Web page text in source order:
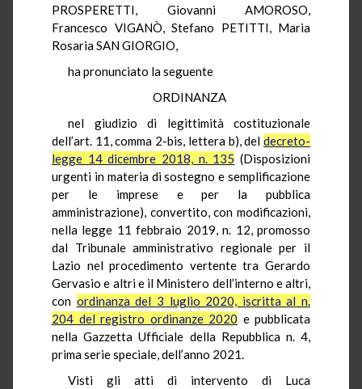
PROSPERETTI, Giovanni AMOROSO,
Francesco VIGANÒ, Stefano PETITTI, Maria
Rosaria SAN GIORGIO,
ha pronunciato la seguente
ORDINANZA
nel giudizio di legittimità costituzionale
dell’art. 11, comma 2-bis, lettera b), del decreto-
legge 14 dicembre 2018, n. 135 (Disposizioni
urgenti in materia di sostegno e semplificazione
per le imprese e per la pubblica
amministrazione), convertito, con modificazioni,
nella legge 11 febbraio 2019, n. 12, promosso
dal Tribunale amministrativo regionale per il
Lazio nel procedimento vertente tra Gerardo
Gervasio e altri e il Ministero dell’interno e altri,
con ordinanza del 3 luglio 2020, iscritta al n.
204 del registro ordinanze 2020 e pubblicata
nella Gazzetta Ufficiale della Repubblica n. 4,
prima serie speciale, dell’anno 2021.
Visti gli atti di intervento di Luca